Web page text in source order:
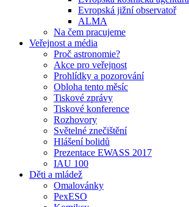
Evropská jižní observatoř
ALMA
Na čem pracujeme
Veřejnost a média
Proč astronomie?
Akce pro veřejnost
Prohlídky a pozorování
Obloha tento měsíc
Tiskové zprávy
Tiskové konference
Rozhovory
Světelné znečištění
Hlášení bolidů
Prezentace EWASS 2017
IAU 100
Děti a mládež
Omalovánky
PexESO